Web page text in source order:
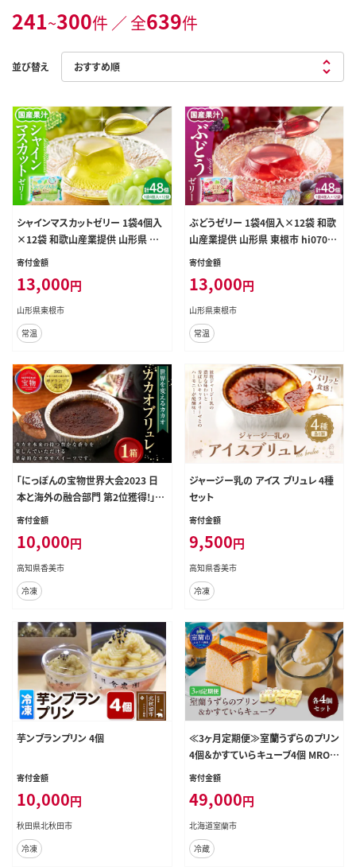
241~300件 ／ 全639件
並び替え
シャインマスカットゼリー 1袋4個入
×12袋 和歌山産業提供 山形県 東
根市 hi070-007
寄付金額
13,000円
山形県東根市
常温
ぶどうゼリー 1袋4個入×12袋 和歌
山産業提供 山形県 東根市 hi070-0
14
寄付金額
13,000円
山形県東根市
常温
「にっぽんの宝物世界大会2023 日
本と海外の融合部門 第2位獲得!」
【世界を変えるカカオ】 濃厚カカオブ
ムブリュレ カカオ カカオスイーツ カ
ラメル お菓子 洋菓子 スイーツ デザ
ート 冷凍
寄付金額
10,000円
高知県香美市
冷凍
ジャージー乳の アイス ブリュレ 4種
セット
寄付金額
9,500円
高知県香美市
冷凍
芋ンブランプリン 4個
寄付金額
10,000円
秋田県北秋田市
冷凍
≪3ヶ月定期便≫室蘭うずらのプリン
4個＆かすていらキューブ4個 MROF
009
寄付金額
49,000円
北海道室蘭市
冷蔵